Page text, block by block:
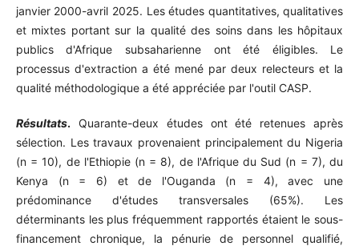
janvier 2000-avril 2025. Les études quantitatives, qualitatives
et mixtes portant sur la qualité des soins dans les hôpitaux
publics d'Afrique subsaharienne ont été éligibles. Le
processus d'extraction a été mené par deux relecteurs et la
qualité méthodologique a été appréciée par l'outil CASP.
Résultats. Quarante-deux études ont été retenues après
sélection. Les travaux provenaient principalement du Nigeria
(n = 10), de l'Ethiopie (n = 8), de l'Afrique du Sud (n = 7), du
Kenya (n = 6) et de l'Ouganda (n = 4), avec une
prédominance d'études transversales (65%). Les
déterminants les plus fréquemment rapportés étaient le sous-
financement chronique, la pénurie de personnel qualifié,